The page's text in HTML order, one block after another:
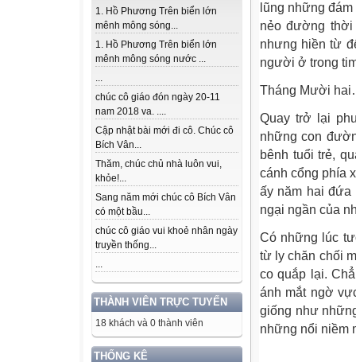
1. Hồ Phương Trên biển lớn
mênh mông sóng...
1. Hồ Phương Trên biển lớn
mênh mông sóng nước ...
...
chúc cô giáo đón ngày 20-11
nam 2018 va. ....
Cập nhật bài mới đi cô. Chúc cô
Bích Vân...
Thăm, chúc chủ nhà luôn vui,
khỏe!...
Sang năm mới chúc cô Bích Vân
có một bầu...
chúc cô giáo vui khoẻ nhân ngày
truyền thống...
...
THÀNH VIÊN TRỰC TUYẾN
18 khách và 0 thành viên
THỐNG KÊ
lũng những
nẻo đường thời
nhưng hiền từ
người ở trong
Tháng Mười
Quay trở lại
những con
bênh tuổi trẻ,
cánh cổng phía
ấy năm hai đứa
ngại ngần của
Có những lúc
từ ly chăn chối
co quắp lại.
ánh mắt ngờ
giống như
những nổi niềm